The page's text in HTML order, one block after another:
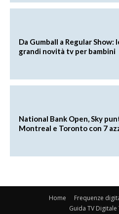
Da Gumball a Regular Show:
grandi novità tv per bambini
National Bank Open, Sky
Montreal e Toronto con 7
Home
Frequenze
Guida TV